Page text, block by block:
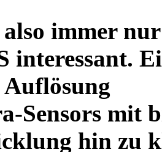
immer
interessant.
Sensors mit
hin zu